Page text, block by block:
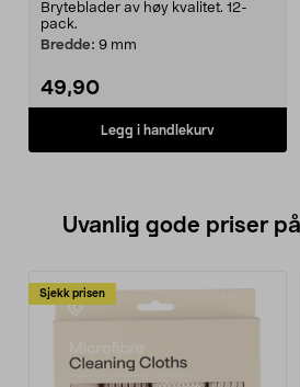
Bryteblader av høy kvalitet. 12-
pack.
Bredde: 9 mm
49,90
Legg i handlekurv
Uvanlig gode priser
Sjekk prisen